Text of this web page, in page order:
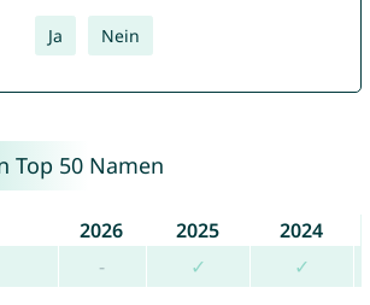
Ja Nein
Top 50 Namen
2026 2025
2024
- ✓ ✓